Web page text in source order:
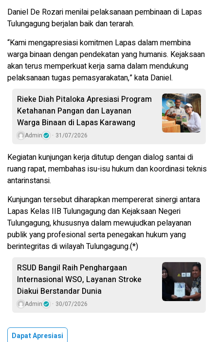
Daniel De Rozari menilai pelaksanaan pembinaan di Lapas
Tulungagung berjalan baik dan terarah.
“Kami mengapresiasi komitmen Lapas dalam membina
warga binaan dengan pendekatan yang humanis. Kejaksaan
akan terus memperkuat kerja sama dalam mendukung
pelaksanaan tugas pemasyarakatan,” kata Daniel.
Rieke Diah Pitaloka Apresiasi Program
Ketahanan Pangan dan Layanan
Warga Binaan di Lapas Karawang
Admin 31/07/2026
Kegiatan kunjungan kerja ditutup dengan dialog santai di
ruang rapat, membahas isu-isu hukum dan koordinasi teknis
antarinstansi.
Kunjungan tersebut diharapkan mempererat sinergi antara
Lapas Kelas IIB Tulungagung dan Kejaksaan Negeri
Tulungagung, khususnya dalam mewujudkan pelayanan
publik yang profesional serta penegakan hukum yang
berintegritas di wilayah Tulungagung.(*)
RSUD Bangil Raih Penghargaan
Internasional WSO, Layanan Stroke
Diakui Berstandar Dunia
Admin 30/07/2026
Dapat Apresiasi